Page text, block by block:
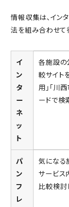
情報収集は、イン
法を組み合わせて
イ
ン
タ
ー
ネ
ッ
ト
各施設の
較サイト
用」「川
ードで検
パ
ン
フ
レ
気になる
サービス
比較検討